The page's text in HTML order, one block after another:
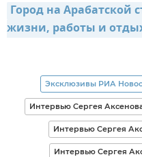
Город на Арабатской
жизни, работы и
Эксклюзивы РИА
Интервью Сергея
Интервью Сергея
Интервью Сергея